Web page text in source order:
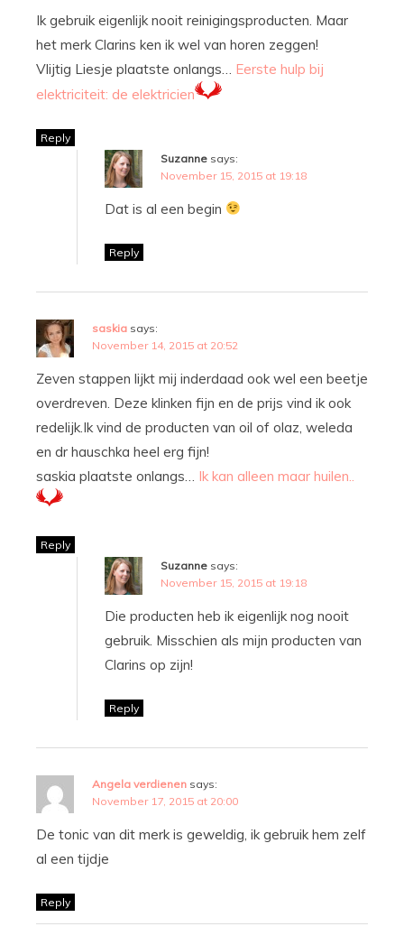
Ik gebruik eigenlijk nooit reinigingsproducten. Maar
het merk Clarins ken ik wel van horen zeggen!
Vlijtig Liesje plaatste onlangs… Eerste hulp bij
elektriciteit: de elektricien
Reply
Suzanne says:
November 15, 2015 at 19:18
Dat is al een begin
Reply
saskia says:
November 14, 2015 at 20:52
Zeven stappen lijkt mij inderdaad ook wel een beetje
overdreven. Deze klinken fijn en de prijs vind ik ook
redelijk.Ik vind de producten van oil of olaz, weleda
en dr hauschka heel erg fijn!
saskia plaatste onlangs… Ik kan alleen maar huilen..
Reply
Suzanne says:
November 15, 2015 at 19:18
Die producten heb ik eigenlijk nog nooit
gebruik. Misschien als mijn producten van
Clarins op zijn!
Reply
Angela verdienen says:
November 17, 2015 at 20:00
De tonic van dit merk is geweldig, ik gebruik hem zelf
al een tijdje
Reply